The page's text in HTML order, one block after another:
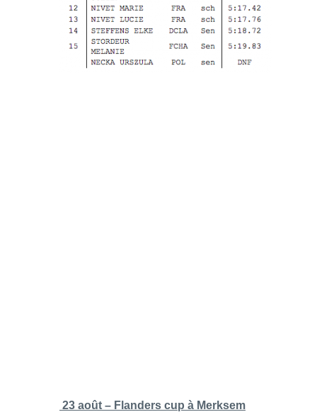
23 août – Flanders cup à Merksem